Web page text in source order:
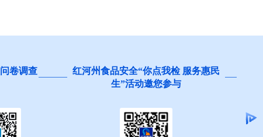
务惠民
阻碍民营经济发展壮大问题线索征
集